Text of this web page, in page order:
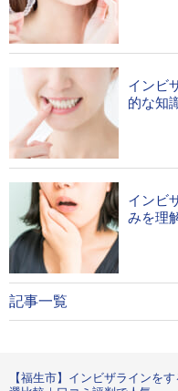
インビ
的な知
インビ
みを理
記事一覧
【福生市】インビザラインを